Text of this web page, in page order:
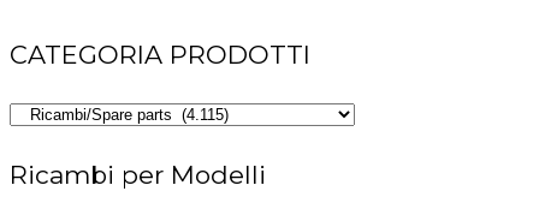
CATEGORIA PRODOTTI
Ricambi per Modelli